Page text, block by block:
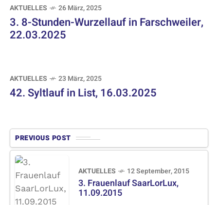
AKTUELLES 26 März, 2025
3. 8-Stunden-Wurzellauf in Farschweiler,
22.03.2025
AKTUELLES 23 März, 2025
42. Syltlauf in List, 16.03.2025
PREVIOUS POST
AKTUELLES 12 September, 2015
3. Frauenlauf SaarLorLux,
11.09.2015